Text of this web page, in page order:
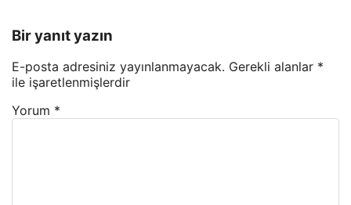
Bir yanıt yazın
E-posta adresiniz yayınlanmayacak. Gerekli alanlar *
ile işaretlenmişlerdir
Yorum *